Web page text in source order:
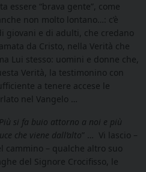
essere “brava gente”, come
non molto lontano…: c’è
giovani e di adulti, che credano
da Cristo, nella Verità che
Lui stesso: uomini e donne che,
Verità, la testimonino con
a tenere accese le
nel Vangelo …
Più si fa buio attorno a noi e più
che viene dall’alto” … Vi lascio –
cammino – qualche altro suo
del Signore Crocifisso, le